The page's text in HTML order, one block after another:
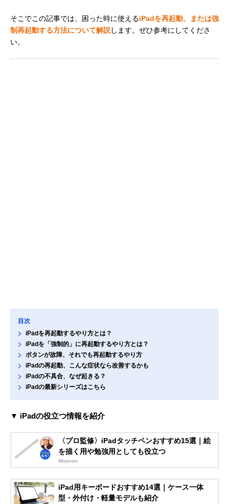
そこでこの記事では、困った時に使えるiPadを再起動、または強
制再起動する方法について解説します。ぜひ参考にしてくださ
い。
目次
iPadを再起動するやり方とは？
iPadを「強制的」に再起動するやり方とは？
ボタンが故障、それでも再起動するやり方
iPadの再起動、こんな症状なら改善するかも
iPadの不具合、なぜ起きる？
iPadの最新シリーズはこちら
▼ iPadの役立つ情報を紹介
〈プロ監修〉iPadタッチペンおすすめ15選｜絵
を描く用や勉強用としても役立つ
Moovoo
iPad用キーボードおすすめ14選｜ケース一体
型・外付け・軽量モデルも紹介